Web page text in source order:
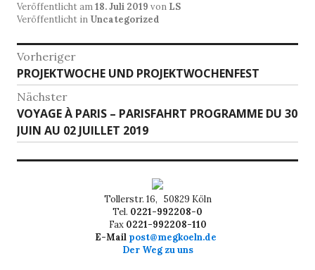
Veröffentlicht am18. Juli 2019 von LS
Veröffentlicht in Uncategorized
Beitragsnavigation
Vorheriger
Vorheriger
Beitrag:
PROJEKTWOCHE UND PROJEKTWOCHENFEST
Nächster
Nächster
Beitrag:
VOYAGE À PARIS – PARISFAHRT PROGRAMME DU 30
JUIN AU 02 JUILLET 2019
Tollerstr. 16, 50829 Köln
Tel. 0221-992208-0
Fax 0221-992208-110
E-Mail post@megkoeln.de
Der Weg zu uns